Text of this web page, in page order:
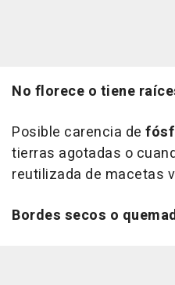
No florece o tiene
Posible carencia de
tierras agotadas o
reutilizada de macetas
Bordes secos o